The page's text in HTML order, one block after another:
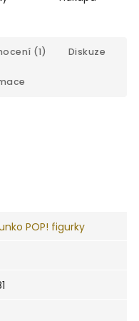
(1) Diskuze
POP! figurky